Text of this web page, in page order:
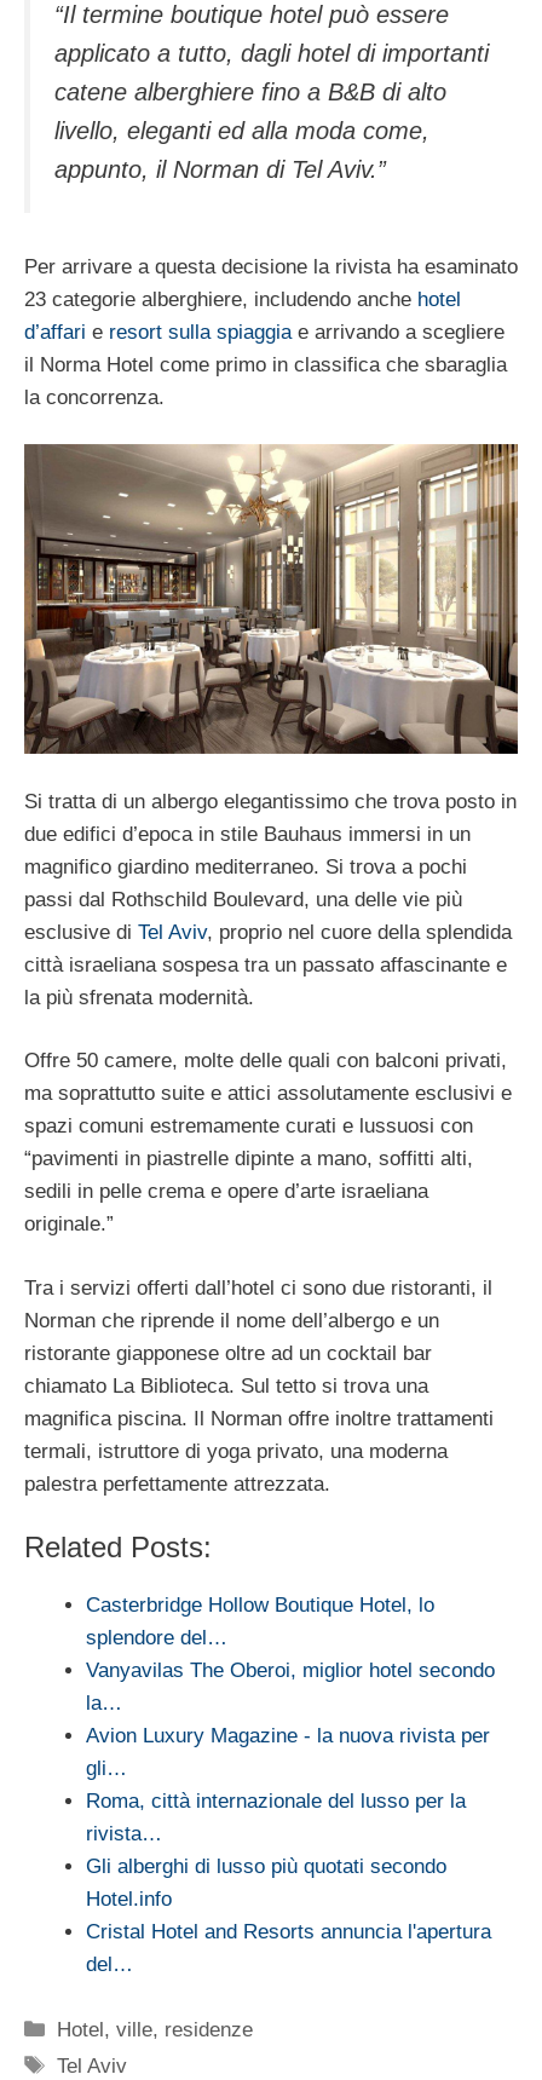
“Il termine boutique hotel può essere
applicato a tutto, dagli hotel di importanti
catene alberghiere fino a B&B di alto
livello, eleganti ed alla moda come,
appunto, il Norman di Tel Aviv.”
Per arrivare a questa decisione la rivista ha esaminato
23 categorie alberghiere, includendo anche hotel
d’affari e resort sulla spiaggiae arrivando a scegliere
il Norma Hotel come primo in classifica che sbaraglia
la concorrenza.
Si tratta di un albergo elegantissimo che trova posto in
due edifici d’epoca in stile Bauhaus immersi in un
magnifico giardino mediterraneo. Si trova a pochi
passi dal Rothschild Boulevard, una delle vie più
esclusive di Tel Aviv, proprio nel cuore della splendida
città israeliana sospesa tra un passato affascinante e
la più sfrenata modernità.
Offre 50 camere, molte delle quali con balconi privati,
ma soprattutto suite e attici assolutamente esclusivi e
spazi comuni estremamente curati e lussuosi con
“pavimenti in piastrelle dipinte a mano, soffitti alti,
sedili in pelle crema e opere d’arte israeliana
originale.”
Tra i servizi offerti dall’hotel ci sono due ristoranti, il
Norman che riprende il nome dell’albergo e un
ristorante giapponese oltre ad un cocktail bar
chiamato La Biblioteca. Sul tetto si trova una
magnifica piscina. Il Norman offre inoltre trattamenti
termali, istruttore di yoga privato, una moderna
palestra perfettamente attrezzata.
Related Posts:
Casterbridge Hollow Boutique Hotel, lo
splendore del…
Vanyavilas The Oberoi, miglior hotel secondo
la…
Avion Luxury Magazine - la nuova rivista per
gli…
Roma, città internazionale del lusso per la
rivista…
Gli alberghi di lusso più quotati secondo
Hotel.info
Cristal Hotel and Resorts annuncia l'apertura
del…
Categorie
Hotel, ville, residenze
Tag
Tel Aviv